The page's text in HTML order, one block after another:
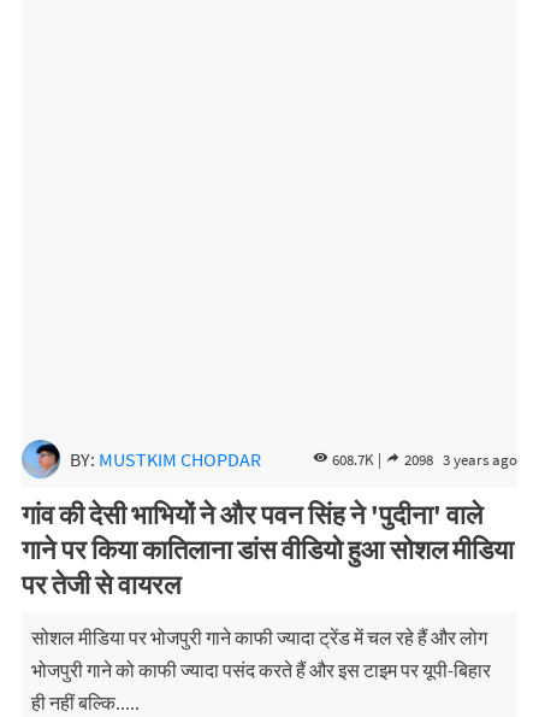
BY: MUSTKIM CHOPDAR 608.7K | 2098 3 years ago
गांव की देसी भाभियों ने और पवन सिंह ने 'पुदीना' वाले
गाने पर किया कातिलाना डांस वीडियो हुआ सोशल मीडिया
पर तेजी से वायरल
सोशल मीडिया पर भोजपुरी गाने काफी ज्यादा ट्रेंड में चल रहे हैं और लोग
भोजपुरी गाने को काफी ज्यादा पसंद करते हैं और इस टाइम पर यूपी-बिहार
ही नहीं बल्कि.....